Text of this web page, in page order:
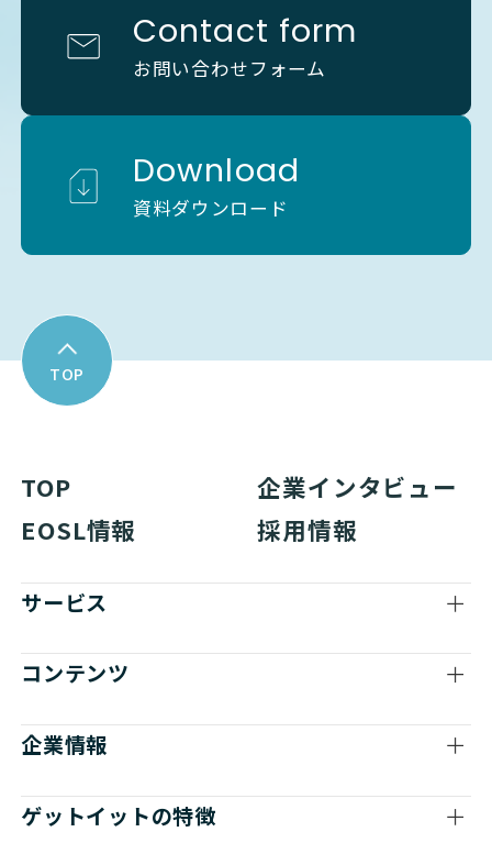
Contact form
お問い合わせフォーム
Download
資料ダウンロード
TOP
TOP
企業インタビュー
EOSL情報
採用情報
サービス
コンテンツ
企業情報
ゲットイットの特徴